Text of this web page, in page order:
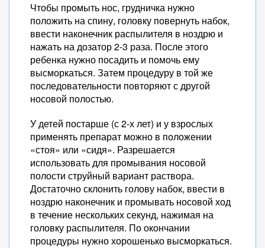
Чтобы промыть нос, грудничка нужно
положить на спину, головку повернуть набок,
ввести наконечник распылителя в ноздрю и
нажать на дозатор 2-3 раза. После этого
ребенка нужно посадить и помочь ему
высморкаться. Затем процедуру в той же
последовательности повторяют с другой
носовой полостью.
У детей постарше (с 2-х лет) и у взрослых
применять препарат можно в положении
«стоя» или «сидя». Разрешается
использовать для промывания носовой
полости струйный вариант раствора.
Достаточно склонить голову набок, ввести в
ноздрю наконечник и промывать носовой ход
в течение нескольких секунд, нажимая на
головку распылителя. По окончании
процедуры нужно хорошенько высморкаться.